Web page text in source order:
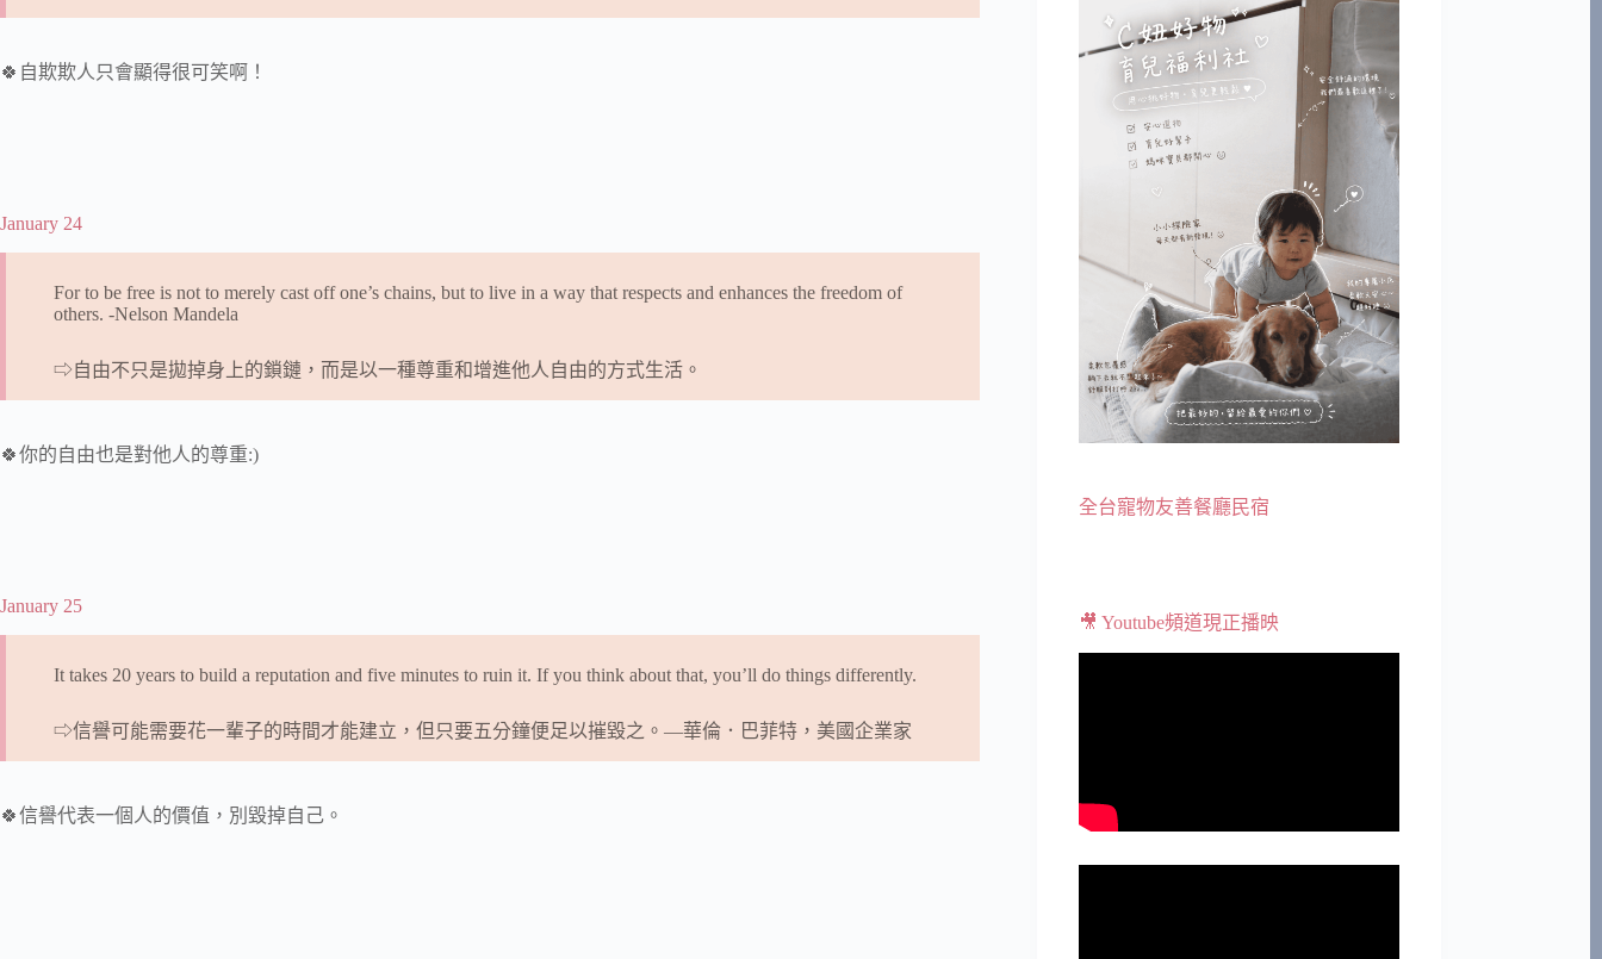
🍀自欺欺人只會顯得很可笑啊！
January 24
For to be free is not to merely cast off one’s chains, but to live in a way that respects and enhances the freedom of
others. -Nelson Mandela
⇨自由不只是拋掉身上的鎖鏈，而是以一種尊重和增進他人自由的方式生活。
🍀你的自由也是對他人的尊重:)
January 25
It takes 20 years to build a reputation and five minutes to ruin it. If you think about that, you’ll do things differently.
⇨信譽可能需要花一輩子的時間才能建立，但只要五分鐘便足以摧毀之。—華倫．巴菲特，美國企業家
🍀信譽代表一個人的價值，別毀掉自己。
全台寵物友善餐廳民宿
🎥 Youtube頻道現正播映